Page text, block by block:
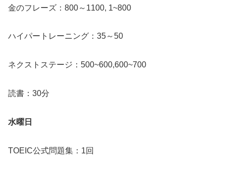
金のフレーズ：800～1100, 1~800
ハイパートレーニング：35～50
ネクストステージ：500~600,600~700
読書：30分
水曜日
TOEIC公式問題集：1回